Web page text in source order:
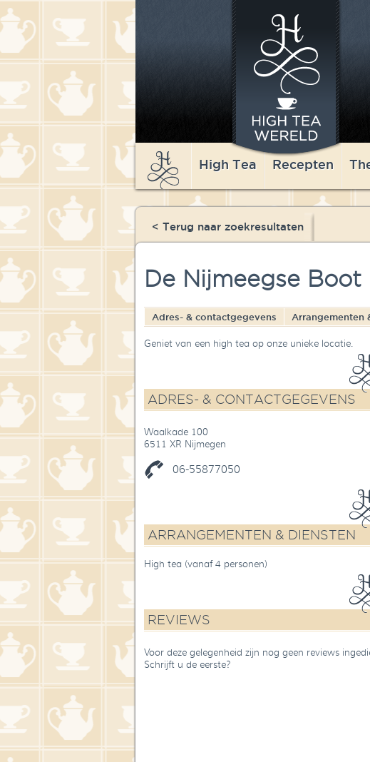
High Tea Recepten
< Terug naar zoekresultaten
De Nijmeegse Boot
Adres- & contactgegevens Arrangementen
Geniet van een high tea op onze unieke locatie.
ADRES- & CONTACTGEGEVENS
Waalkade 100
6511 XR Nijmegen
06-55877050
ARRANGEMENTEN & DIENSTEN
High tea (vanaf 4 personen)
REVIEWS
Voor deze gelegenheid zijn nog geen reviews
Schrijft u de eerste?